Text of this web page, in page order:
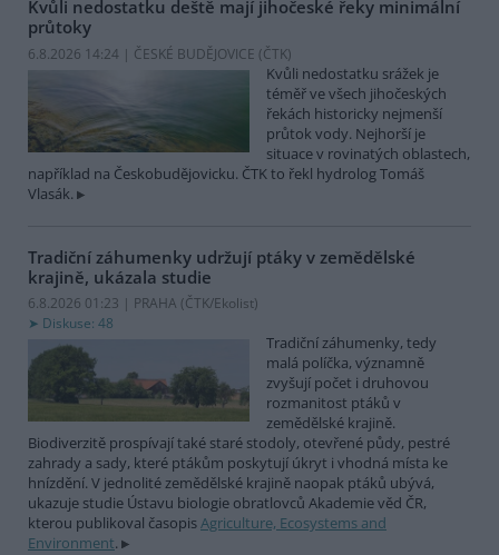
Kvůli nedostatku deště mají jihočeské řeky minimální
průtoky
6.8.2026 14:24 | ČESKÉ BUDĚJOVICE (ČTK)
Kvůli nedostatku srážek je
téměř ve všech jihočeských
řekách historicky nejmenší
průtok vody. Nejhorší je
situace v rovinatých oblastech,
například na Českobudějovicku. ČTK to řekl hydrolog Tomáš
Vlasák.
Tradiční záhumenky udržují ptáky v zemědělské
krajině, ukázala studie
6.8.2026 01:23 | PRAHA (ČTK/Ekolist)
Diskuse: 48
Tradiční záhumenky, tedy
malá políčka, významně
zvyšují počet i druhovou
rozmanitost ptáků v
zemědělské krajině.
Biodiverzitě prospívají také staré stodoly, otevřené půdy, pestré
zahrady a sady, které ptákům poskytují úkryt i vhodná místa ke
hnízdění. V jednolité zemědělské krajině naopak ptáků ubývá,
ukazuje studie Ústavu biologie obratlovců Akademie věd ČR,
kterou publikoval časopisAgriculture, Ecosystems and
Environment.